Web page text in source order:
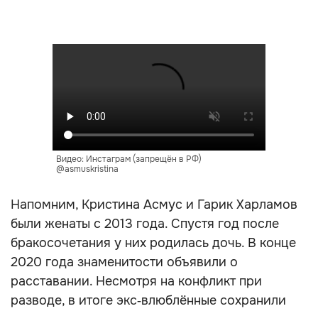
Видео: Инстаграм (запрещён в РФ)
@asmuskristina
Напомним, Кристина Асмус и Гарик Харламов
были женаты с 2013 года. Спустя год после
бракосочетания у них родилась дочь. В конце
2020 года знаменитости объявили о
расставании. Несмотря на конфликт при
разводе, в итоге экс‑влюблённые сохранили